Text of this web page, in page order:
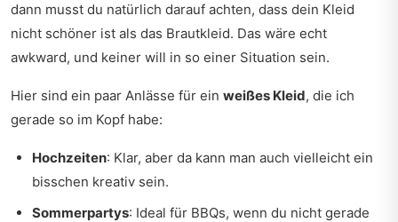
dann musst du natürlich darauf achten, dass dein Kleid
nicht schöner ist als das Brautkleid. Das wäre echt
awkward, und keiner will in so einer Situation sein.
Hier sind ein paar Anlässe für ein weißes Kleid, die ich
gerade so im Kopf habe:
Hochzeiten: Klar, aber da kann man auch vielleicht ein
bisschen kreativ sein.
Sommerpartys: Ideal für BBQs, wenn du nicht gerade